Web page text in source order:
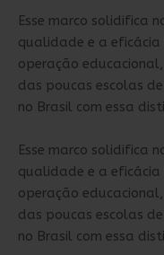
Esse marco solidifica
qualidade e a eficácia
operação
das poucas escolas
no Brasil com essa
Esse marco solidifica
qualidade e a eficácia
operação
das poucas escolas
no Brasil com essa